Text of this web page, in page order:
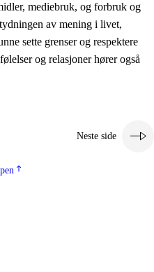
mediebruk, og forbruk og
av mening i livet,
sette grenser og respektere
og relasjoner hører også
Neste side